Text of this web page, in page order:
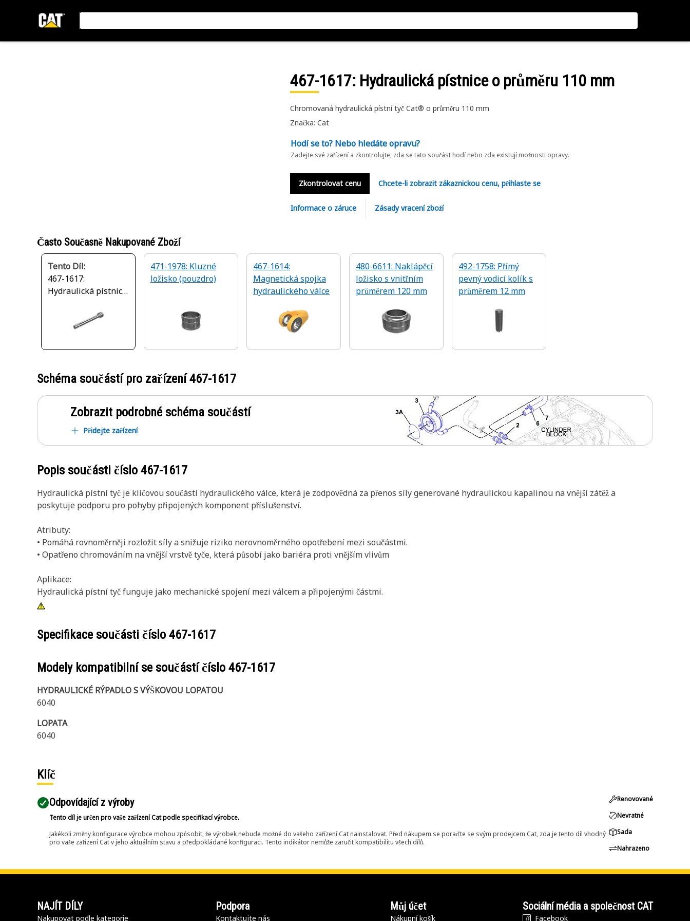
467-1617: Hydraulická pístnice o průměru 110 mm
Chromovaná hydraulická pístní tyč Cat® o průměru 110 mm
Značka: Cat
Hodí se to? Nebo hledáte opravu?
Zadejte své zařízení a zkontrolujte, zda se tato součást hodí nebo zda existují možnosti opravy.
Zkontrolovat cenu Chcete-li zobrazit zákaznickou cenu, přihlaste se
Informace o záruce Zásady vracení zboží
Často Současně Nakupované Zboží
Tento Díl:
467-1617:
Hydraulická pístnice
471-1978: Kluzné
ložisko (pouzdro)
467-1614:
Magnetická spojka
hydraulického válce
480-6611: Naklápěcí
ložisko s vnitřním
průměrem 120 mm
492-1758: Přímý
pevný vodicí kolík s
průměrem 12 mm
Schéma součástí pro zařízení467-1617
Zobrazit podrobné schéma součástí
Přidejte zařízení
Popis součásti číslo 467-1617
Hydraulická pístní tyč je klíčovou součástí hydraulického válce, která je zodpovědná za přenos síly generované hydraulickou kapalinou na vnější zátěž a
poskytuje podporu pro pohyby připojených komponent příslušenství.
Atributy:
• Pomáhá rovnoměrněji rozložit síly a snižuje riziko nerovnoměrného opotřebení mezi součástmi.
• Opatřeno chromováním na vnější vrstvě tyče, která působí jako bariéra proti vnějším vlivům
Aplikace:
Hydraulická pístní tyč funguje jako mechanické spojení mezi válcem a připojenými částmi.
Specifikace součásti číslo 467-1617
Modely kompatibilní se součástí číslo 467-1617
HYDRAULICKÉ RÝPADLO S VÝŠKOVOU LOPATOU
6040
LOPATA
6040
Klíč
Odpovídající z výroby
Tento díl je určen pro vaše zařízení Cat podle specifikací výrobce.
Jakékoli změny konfigurace výrobce mohou způsobit, že výrobek nebude možné do vašeho zařízení Cat nainstalovat. Před nákupem se poraďte se svým prodejcem Cat, zda je tento díl vhodný
pro vaše zařízení Cat v jeho aktuálním stavu a předpokládané konfiguraci. Tento indikátor nemůže zaručit kompatibilitu všech dílů.
Renovované
Nevratné
Sada
Nahrazeno
NAJÍT DÍLY
Nakupovat podle kategorie
Podpora
Kontaktujte nás
Můj účet
Nákupní košík
Sociální média a společnost CAT
Facebook